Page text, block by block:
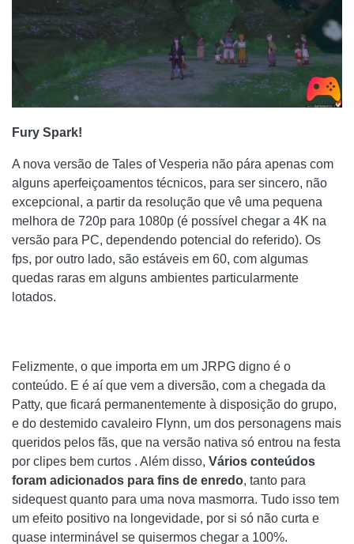
Fury Spark!
A nova versão de Tales of Vesperia não pára apenas com
alguns aperfeiçoamentos técnicos, para ser sincero, não
excepcional, a partir da resolução que vê uma pequena
melhora de 720p para 1080p (é ​​possível chegar a 4K na
versão para PC, dependendo potencial do referido). Os
fps, por outro lado, são estáveis ​​em 60, com algumas
quedas raras em alguns ambientes particularmente
lotados.
Felizmente, o que importa em um JRPG digno é o
conteúdo. E é aí que vem a diversão, com a chegada da
Patty, que ficará permanentemente à disposição do grupo,
e do destemido cavaleiro Flynn, um dos personagens mais
queridos pelos fãs, que na versão nativa só entrou na festa
por clipes bem curtos . Além disso, Vários conteúdos
foram adicionados para fins de enredo, tanto para
sidequest quanto para uma nova masmorra. Tudo isso tem
um efeito positivo na longevidade, por si só não curta e
quase interminável se quisermos chegar a 100%.